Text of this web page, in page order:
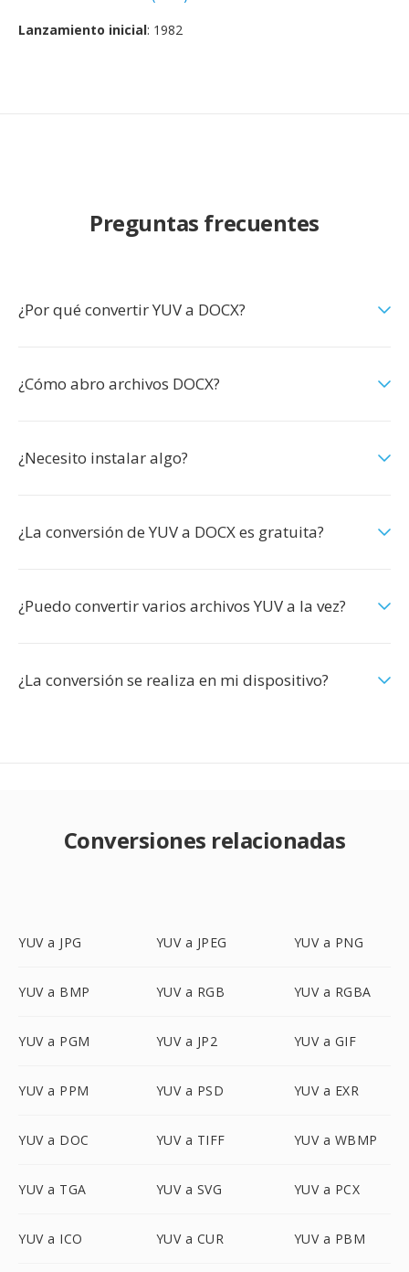
Lanzamiento inicial: 1982
Preguntas frecuentes
¿Por qué convertir YUV a DOCX?
¿Cómo abro archivos DOCX?
¿Necesito instalar algo?
¿La conversión de YUV a DOCX es gratuita?
¿Puedo convertir varios archivos YUV a la vez?
¿La conversión se realiza en mi dispositivo?
Conversiones relacionadas
YUV a JPG YUV a JPEG YUV a PNG
YUV a BMP YUV a RGB YUV a RGBA
YUV a PGM YUV a JP2 YUV a GIF
YUV a PPM YUV a PSD YUV a EXR
YUV a DOC YUV a TIFF YUV a WBMP
YUV a TGA YUV a SVG YUV a PCX
YUV a ICO YUV a CUR YUV a PBM